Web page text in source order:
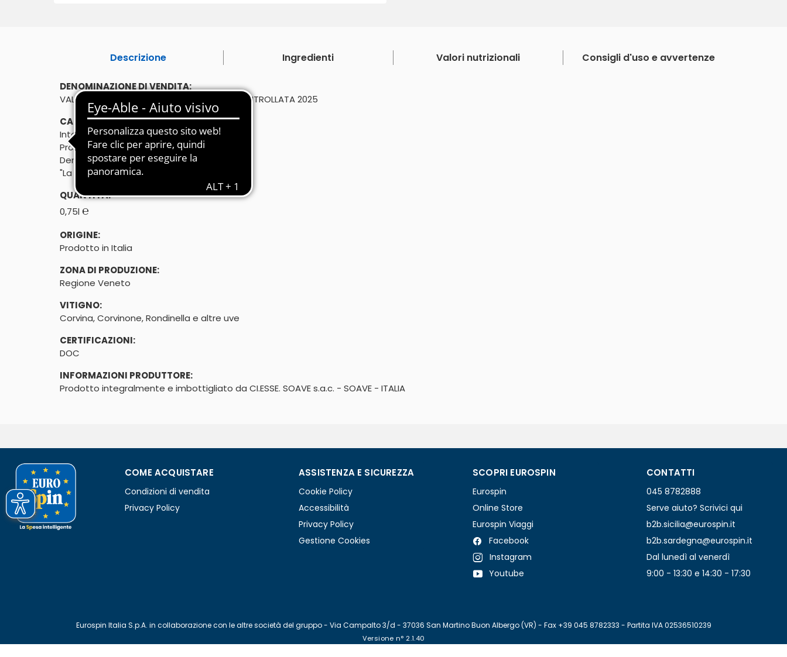
Descrizione Ingredienti Valori nutrizionali Consigli d'uso e avvertenze
DENOMINAZIONE DI VENDITA:
VALPOLICELLA DENOMINAZIONE DI ORIGINE CONTROLLATA 2025
CARATTERISTICHE:
Integralmente prodotto
Prodotto in Italia
Denominazione di origine controllata
"La Pieve"
QUANTITÀ:
0,75l ℮
ORIGINE:
Prodotto in Italia
ZONA DI PRODUZIONE:
Regione Veneto
VITIGNO:
Corvina, Corvinone, Rondinella e altre uve
CERTIFICAZIONI:
DOC
INFORMAZIONI PRODUTTORE:
Prodotto integralmente e imbottigliato da CI.ESSE. SOAVE s.a.c. - SOAVE - ITALIA
COME ACQUISTARE
Condizioni di vendita
Privacy Policy
ASSISTENZA E SICUREZZA
Cookie Policy
Accessibilità
Privacy Policy
Gestione Cookies
SCOPRI EUROSPIN
Eurospin
Online Store
Eurospin Viaggi
Facebook
Instagram
Youtube
CONTATTI
045 8782888
Serve aiuto? Scrivici qui
b2b.sicilia@eurospin.it
b2b.sardegna@eurospin.it
Dal lunedì al venerdì
9:00 - 13:30 e 14:30 - 17:30
Eurospin Italia S.p.A. in collaborazione con le altre società del gruppo - Via Campalto 3/d - 37036 San Martino Buon Albergo (VR) - Fax +39 045 8782333 - Partita IVA 02536510239
Versione n° 2.1.40